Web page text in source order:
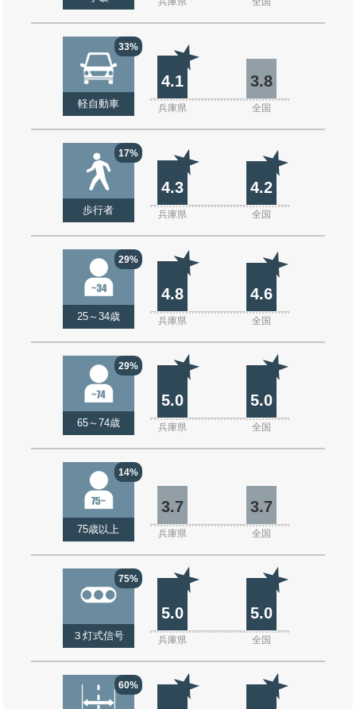
33%
軽自動車
4.1 3.8
兵庫県 全国
17%
歩行者
4.3 4.2
兵庫県 全国
29%
25～34歳
4.8 4.6
兵庫県 全国
29%
65～74歳
5.0 5.0
兵庫県 全国
14%
75歳以上
3.7 3.7
兵庫県 全国
75%
３灯式信号
5.0 5.0
兵庫県 全国
60%